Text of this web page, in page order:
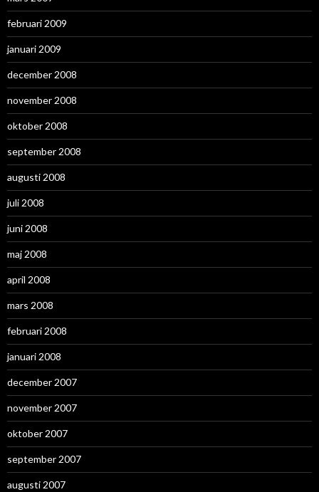
februari 2009
januari 2009
december 2008
november 2008
oktober 2008
september 2008
augusti 2008
juli 2008
juni 2008
maj 2008
april 2008
mars 2008
februari 2008
januari 2008
december 2007
november 2007
oktober 2007
september 2007
augusti 2007